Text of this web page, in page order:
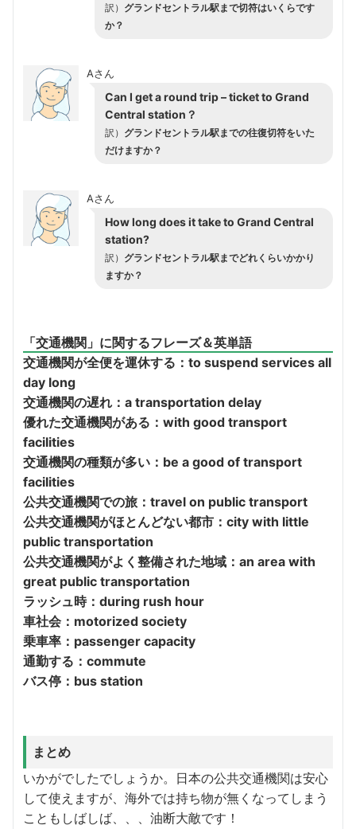
訳） グランドセントラル駅まで切符はいくらです
か？
Aさん
Can I get a round trip – ticket to Grand
Central station？
訳） グランドセントラル駅までの往復切符をいた
だけますか？
Aさん
How long does it take to Grand Central
station?
訳） グランドセントラル駅までどれくらいかかり
ますか？
「交通機関」に関するフレーズ＆英単語
交通機関が全便を運休する：to suspend services all
day long
交通機関の遅れ：a transportation delay
優れた交通機関がある：with good transport
facilities
交通機関の種類が多い：be a good of transport
facilities
公共交通機関での旅：travel on public transport
公共交通機関がほとんどない都市：city with little
public transportation
公共交通機関がよく整備された地域：an area with
great public transportation
ラッシュ時：during rush hour
車社会：motorized society
乗車率： passenger capacity
通勤する：commute
バス停：bus station
まとめ
いかがでしたでしょうか。日本の公共交通機関は安心
して使えますが、海外では持ち物が無くなってしまう
こともしばしば、、、油断大敵です！